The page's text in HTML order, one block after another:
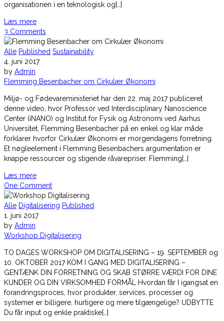
organisationen i en teknologisk og[…]
Læs mere
3 Comments
Alle Published Sustainability
4. juni 2017
by Admin
Flemming Besenbacher om Cirkulær Økonomi
Miljø- og Fødevareministeriet har den 22. maj 2017 publiceret
denne video, hvor Professor ved Interdisciplinary Nanoscience
Center (iNANO) og Institut for Fysik og Astronomi ved Aarhus
Universitet, Flemming Besenbacher på en enkel og klar måde
forklarer hvorfor Cirkulær Økonomi er morgendagens forretning.
Et nøgleelement i Flemming Besenbachers argumentation er
knappe ressourcer og stigende råvarepriser. Flemming[…]
Læs mere
One Comment
Alle Digitalisering Published
1. juni 2017
by Admin
Workshop Digitalisering
TO DAGES WORKSHOP OM DIGITALISERING – 19. SEPTEMBER og
10. OKTOBER 2017 KOM I GANG MED DIGITALISERING –
GENTÆNK DIN FORRETNING OG SKAB STØRRE VÆRDI FOR DINE
KUNDER OG DIN VIRKSOMHED FORMÅL Hvordan får I igangsat en
forandringsproces, hvor produkter, services, processer og
systemer er billigere, hurtigere og mere tilgængelige? UDBYTTE
Du får input og enkle praktiske[…]